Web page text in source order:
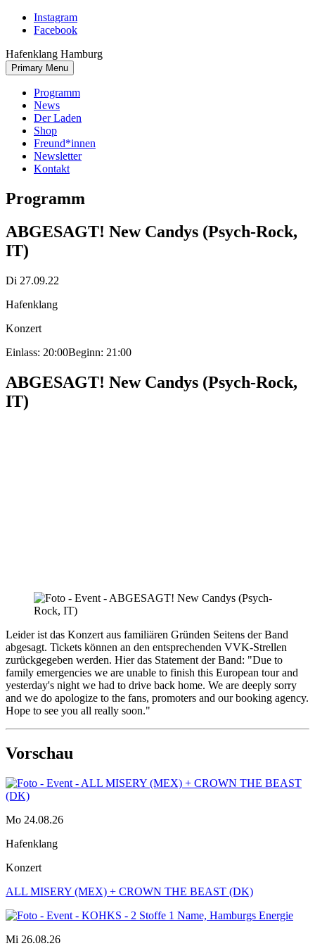
Skip
Instagram
Facebook
Hafenklang Hamburg
Primary Menu
Programm
News
Der Laden
Shop
Freund*innen
Newsletter
Kontakt
Programm
ABGESAGT! New Candys (Psych-Rock,
IT)
Di 27.09.22
Hafenklang
Konzert
Einlass: 20:00Beginn: 21:00
ABGESAGT! New Candys (Psych-Rock,
IT)
Leider ist das Konzert aus familiären Gründen Seitens der Band
abgesagt. Tickets können an den entsprechenden VVK-Strellen
zurückgegeben werden. Hier das Statement der Band: "Due to
family emergencies we are unable to finish this European tour and
yesterday's night we had to drive back home. We are deeply sorry
and we do apologize to the fans, promoters and our booking agency.
Hope to see you all really soon."
Vorschau
Mo 24.08.26
Hafenklang
Konzert
ALL MISERY (MEX) + CROWN THE BEAST (DK)
Mi 26.08.26